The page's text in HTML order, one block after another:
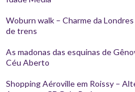
Woburn walk – Charme da
de trens
As madonas das esquinas de
Céu Aberto
Shopping Aéroville em Roissy –